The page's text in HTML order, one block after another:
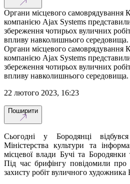
Органи місцевого самоврядування
компанією Ajax Systems
збереження чотирьох вуличних
впливу навколишнього середовища.
Органи місцевого самоврядування
компанією Ajax Systems
збереження чотирьох вуличних
впливу навколишнього середовища.
22 лютого 2023, 16:23
Поширити
Сьогодні у Бородянці
Міністерства культури та
місцевої влади Бучі та Бородянки
Під час брифінгу повідомили про
захисту робіт вуличного художника